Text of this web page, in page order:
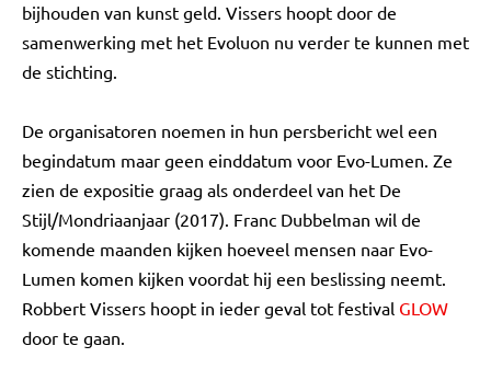
bijhouden van kunst geld. Vissers hoopt door de
samenwerking met het Evoluon nu verder te kunnen met
de stichting.
De organisatoren noemen in hun persbericht wel een
begindatum maar geen einddatum voor Evo-Lumen. Ze
zien de expositie graag als onderdeel van het De
Stijl/Mondriaanjaar (2017). Franc Dubbelman wil de
komende maanden kijken hoeveel mensen naar Evo-
Lumen komen kijken voordat hij een beslissing neemt.
Robbert Vissers hoopt in ieder geval tot festival GLOW
door te gaan.